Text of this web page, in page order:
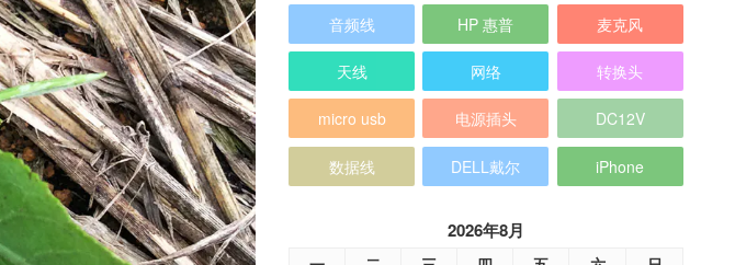
音频线 HP 惠普 麦克风
天线 网络 转换头
micro usb 电源插头 DC12V
数据线 DELL戴尔 iPhone
2026年8月